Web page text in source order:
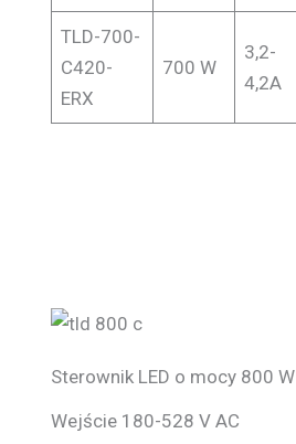
TLD-700-
C420-
ERX
700 W
3,2-
4,2A
Sterownik LED o mocy 800 W
Wejście 180-528 V AC